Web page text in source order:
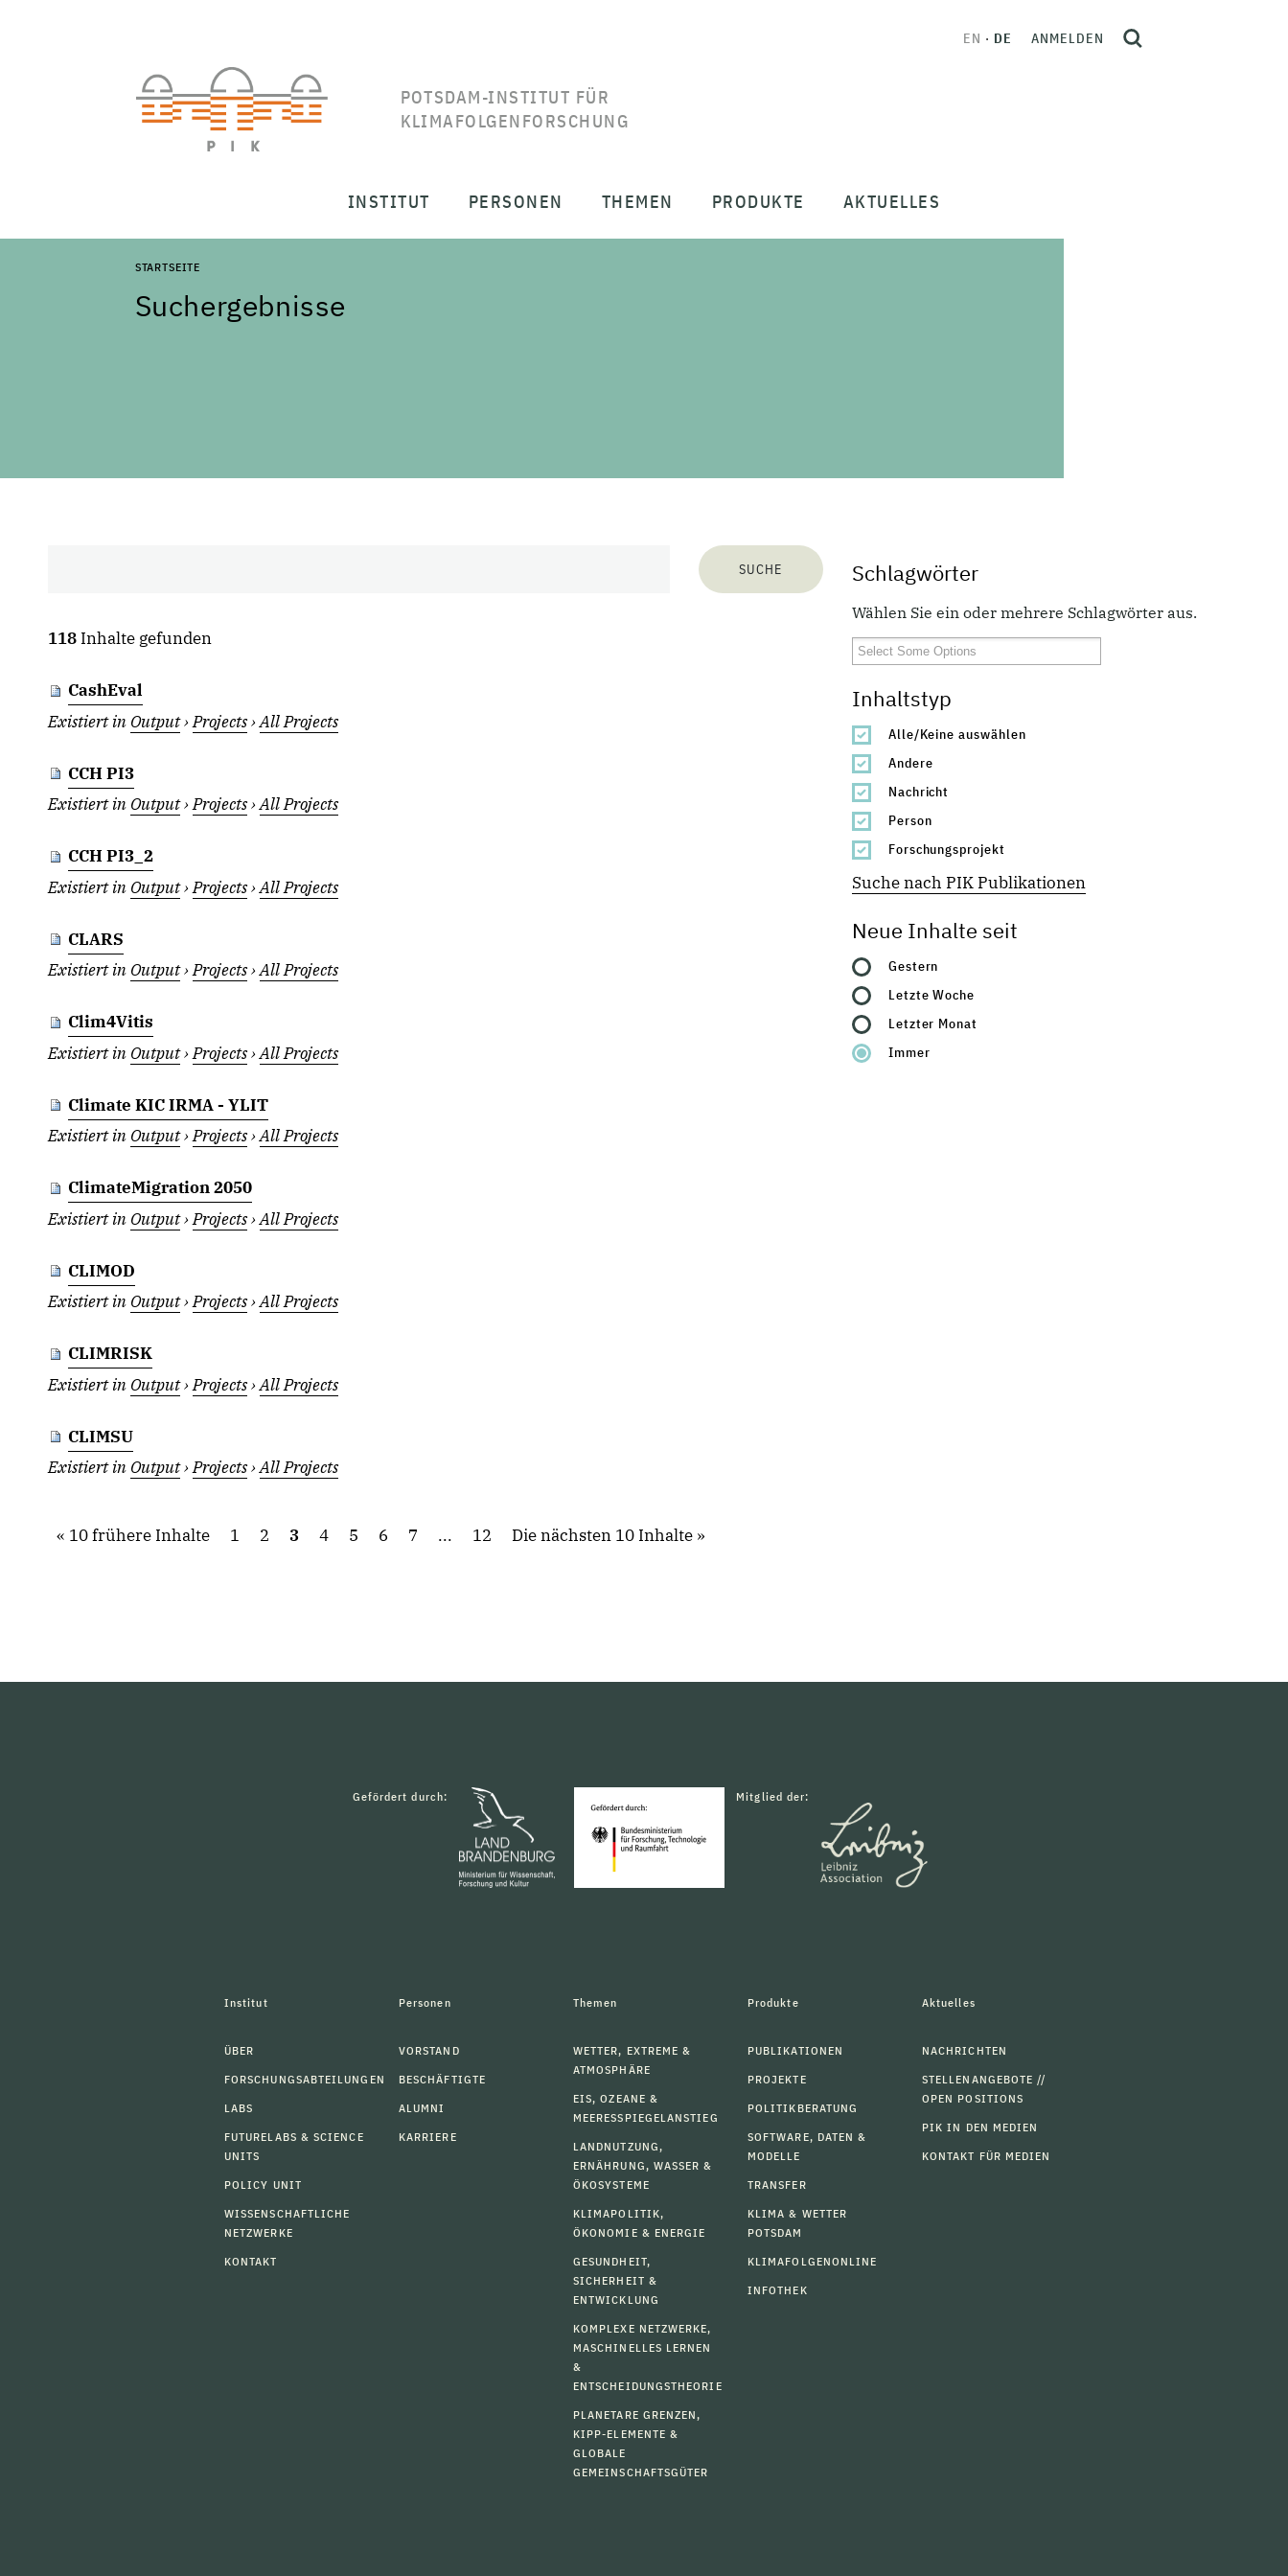
POTSDAM-INSTITUT FÜR
KLIMAFOLGENFORSCHUNG
EN DE ANMELDEN
INSTITUT PERSONEN THEMEN PRODUKTE AKTUELLES
STARTSEITE
Suchergebnisse
Schlagwörter
Wählen Sie ein oder mehrere Schlagwörter aus.
Inhaltstyp
Alle/Keine auswählen
Andere
Nachricht
Person
Forschungsprojekt
Suche nach PIK Publikationen
Neue Inhalte seit
Gestern
Letzte Woche
Letzter Monat
Immer
118 Inhalte gefunden
CashEval
Existiert in Output›Projects›All Projects
CCH PI3
Existiert in Output›Projects›All Projects
CCH PI3_2
Existiert in Output›Projects›All Projects
CLARS
Existiert in Output›Projects›All Projects
Clim4Vitis
Existiert in Output›Projects›All Projects
Climate KIC IRMA - YLIT
Existiert in Output›Projects›All Projects
ClimateMigration 2050
Existiert in Output›Projects›All Projects
CLIMOD
Existiert in Output›Projects›All Projects
CLIMRISK
Existiert in Output›Projects›All Projects
CLIMSU
Existiert in Output›Projects›All Projects
10 frühere Inhalte 1 2 3 4 5 6 7 ... 12 Die nächsten 10 Inhalte
Gefördert durch: Mitglied der:
Institut
ÜBER
FORSCHUNGSABTEILUNGEN
LABS
FUTURELABS & SCIENCE
UNITS
POLICY UNIT
WISSENSCHAFTLICHE
NETZWERKE
KONTAKT
Personen
VORSTAND
BESCHÄFTIGTE
ALUMNI
KARRIERE
Themen
WETTER, EXTREME &
ATMOSPHÄRE
EIS, OZEANE &
MEERESSPIEGELANSTIEG
LANDNUTZUNG,
ERNÄHRUNG, WASSER &
ÖKOSYSTEME
KLIMAPOLITIK,
ÖKONOMIE & ENERGIE
GESUNDHEIT,
SICHERHEIT &
ENTWICKLUNG
KOMPLEXE NETZWERKE,
MASCHINELLES LERNEN
&
ENTSCHEIDUNGSTHEORIE
PLANETARE GRENZEN,
KIPP-ELEMENTE &
GLOBALE
GEMEINSCHAFTSGÜTER
Produkte
PUBLIKATIONEN
PROJEKTE
POLITIKBERATUNG
SOFTWARE, DATEN &
MODELLE
TRANSFER
KLIMA & WETTER
POTSDAM
KLIMAFOLGENONLINE
INFOTHEK
Aktuelles
NACHRICHTEN
STELLENANGEBOTE //
OPEN POSITIONS
PIK IN DEN MEDIEN
KONTAKT FÜR MEDIEN